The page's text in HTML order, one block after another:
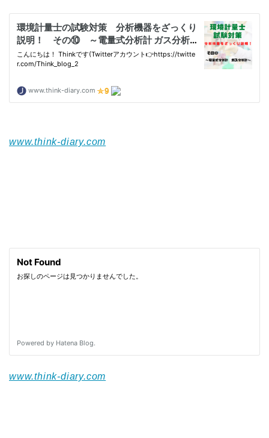
www.think-diary.com
www.think-diary.com